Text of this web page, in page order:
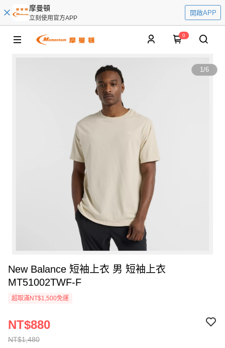
摩曼頓
立刻使用官方APP
開啟APP
0
1/6
New Balance 短袖上衣 男 短袖上衣
MT51002TWF-F
超取滿NT$1,500免運
NT$1,480
NT$880